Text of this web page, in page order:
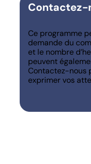
Contactez-
Ce programme
demande du
et le nombre
peuvent
Contactez-nous
exprimer vos